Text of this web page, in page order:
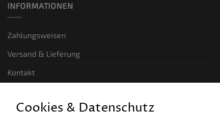
INFORMATIONEN
Zahlungsweisen
Versand & Lieferung
Kontakt
Cookies & Datenschutz